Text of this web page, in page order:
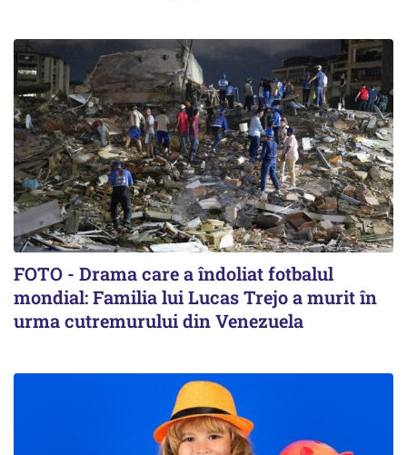
FOTO - Drama care a îndoliat fotbalul
mondial: Familia lui Lucas Trejo a murit în
urma cutremurului din Venezuela